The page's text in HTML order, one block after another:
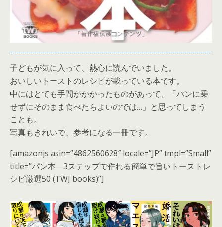
子どもが気に入って、熱心に読んでいました。
おいしいトーストのレシピが載っている本です。
中にはとても手間がかかったものがあって、「パンに乗
せずにそのまま食べたらよいのでは…」と思ってしまう
ことも。
写真もきれいで、参考になる一冊です。
[amazonjs asin=”4862560628″ locale=”JP” tmpl=”Small”
title=”パン本―3ステップで作れる簡単で旨いトーストレ
シピ厳選50 (TWJ books)”]